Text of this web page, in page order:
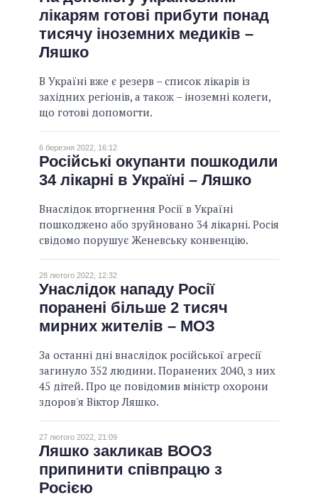
лікарям готові прибути понад
тисячу іноземних медиків –
Ляшко
В Україні вже є резерв – список лікарів із
західних регіонів, а також – іноземні колеги,
що готові допомогти.
6 березня 2022, 16:12
Російські окупанти пошкодили
34 лікарні в Україні – Ляшко
Внаслідок вторгнення Росії в Україні
пошкоджено або зруйновано 34 лікарні. Росія
свідомо порушує Женевську конвенцію.
28 лютого 2022, 12:32
Унаслідок нападу Росії
поранені більше 2 тисяч
мирних жителів – МОЗ
За останні дні внаслідок російської агресії
загинуло 352 людини. Поранених 2040, з них
45 дітей. Про це повідомив міністр охорони
здоров'я Віктор Ляшко.
27 лютого 2022, 21:09
Ляшко закликав ВООЗ
припинити співпрацю з
Росією